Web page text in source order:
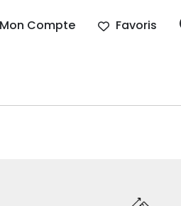
Mon Compte Favoris